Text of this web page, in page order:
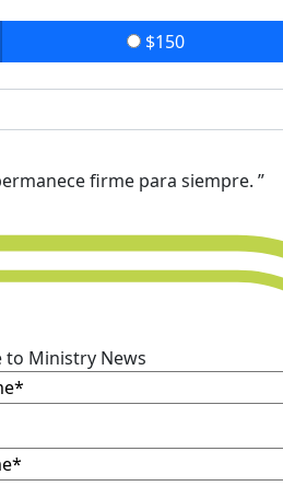
$150
firme para siempre. ”
to Ministry News